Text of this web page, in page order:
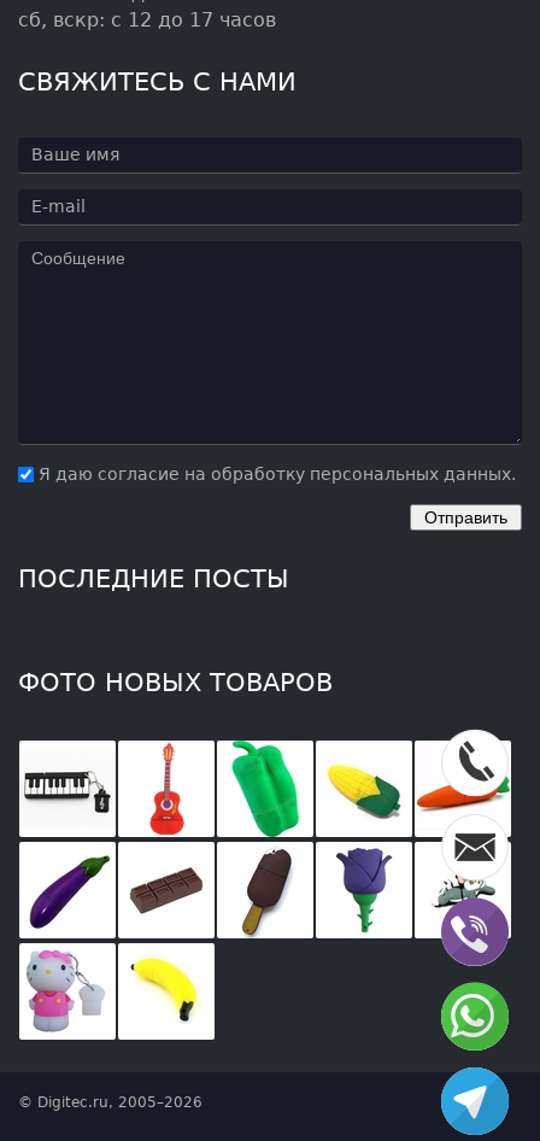
сб, вскр: с 12 до 17 часов
СВЯЖИТЕСЬ С НАМИ
Я даю согласие на обработку персональных данных.
ПОСЛЕДНИЕ ПОСТЫ
ФОТО НОВЫХ ТОВАРОВ
© Digitec.ru, 2005–2026